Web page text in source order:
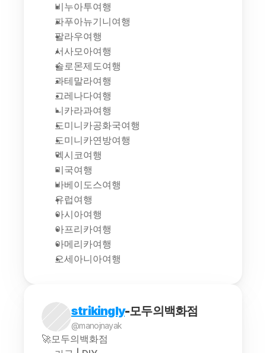
비누아투여행
파푸아뉴기니여행
팔라우여행
서사모아여행
솔로몬제도여행
과테말라여행
그레나다여행
니카라과여행
도미니카공화국여행
도미니카연방여행
멕시코여행
미국여행
바베이도스여행
유럽여행
아시아여행
아프리카여행
아메리카여행
오세아니아여행
strikingly-모두의백화점
@manojnayak
🚀모두의백화점